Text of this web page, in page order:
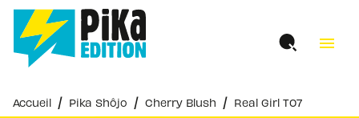
MENU RECHERCHE
PIED DE PAGE
menu
Accueil / Pika Shôjo / Cherry Blush / Real Girl T07